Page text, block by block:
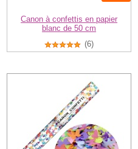
Canon à confettis en papier
blanc de 50 cm
(6)